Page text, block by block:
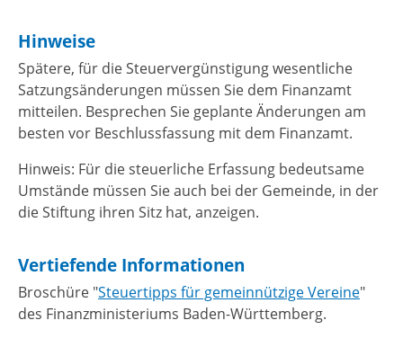
Hinweise
Spätere, für die Steuervergünstigung wesentliche
Satzungsänderungen müssen Sie dem Finanzamt
mitteilen. Besprechen Sie geplante Änderungen am
besten vor Beschlussfassung mit dem Finanzamt.
Hinweis: Für die steuerliche Erfassung bedeutsame
Umstände müssen Sie auch bei der Gemeinde, in der
die Stiftung ihren Sitz hat, anzeigen.
Vertiefende Informationen
Broschüre "Steuertipps für gemeinnützige Vereine"
des Finanzministeriums Baden-Württemberg.